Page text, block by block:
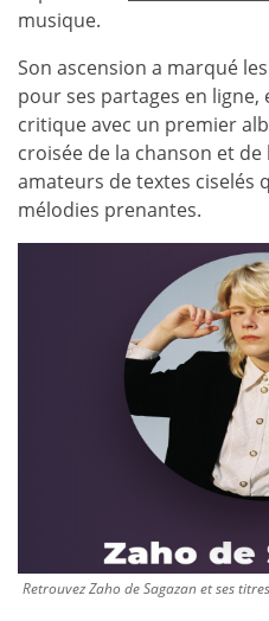
musique.
Son ascension a marqué
pour ses partages en ligne,
critique avec un premier
croisée de la chanson et
amateurs de textes ciselés
mélodies prenantes.
Retrouvez Zaho de Sagazan et ses